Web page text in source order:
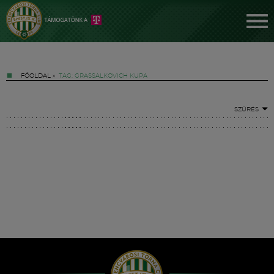
FŐOLDAL » TAG: GRASSALKOVICH KUPA
SZŰRÉS
Hírek